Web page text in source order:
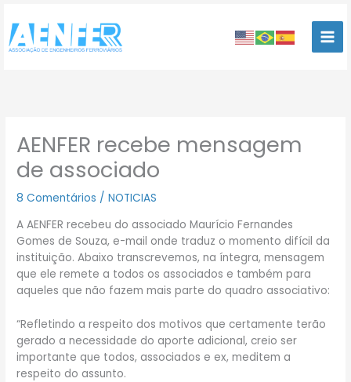
para
conteúdo
AENFER recebe mensagem
de associado
8 Comentários /NOTICIAS
A AENFER recebeu do associado Maurício Fernandes
Gomes de Souza, e-mail onde traduz o momento difícil da
instituição. Abaixo transcrevemos, na íntegra, mensagem
que ele remete a todos os associados e também para
aqueles que não fazem mais parte do quadro associativo:
“Refletindo a respeito dos motivos que certamente terão
gerado a necessidade do aporte adicional, creio ser
importante que todos, associados e ex, meditem a
respeito do assunto.